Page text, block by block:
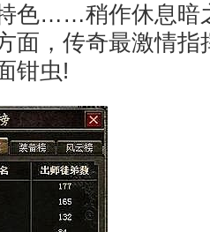
色……稍作休息暗
面，传奇最激情指
钳虫!